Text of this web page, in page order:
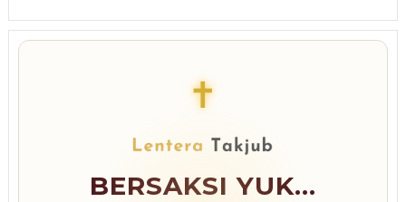
✝
BERSAKSI YUK...